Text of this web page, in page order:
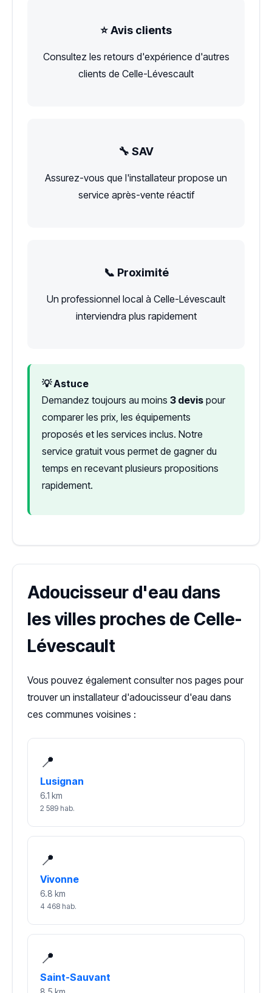
⭐ Avis clients
Consultez les retours d'expérience d'autres
clients de Celle-Lévescault
🔧 SAV
Assurez-vous que l'installateur propose un
service après-vente réactif
📞 Proximité
Un professionnel local à Celle-Lévescault
interviendra plus rapidement
💡 Astuce
Demandez toujours au moins 3 devis pour
comparer les prix, les équipements
proposés et les services inclus. Notre
service gratuit vous permet de gagner du
temps en recevant plusieurs propositions
rapidement.
Adoucisseur d'eau dans
les villes proches de Celle-
Lévescault
Vous pouvez également consulter nos pages pour
trouver un installateur d'adoucisseur d'eau dans
ces communes voisines :
📍
Lusignan
6.1 km
2 589 hab.
📍
Vivonne
6.8 km
4 468 hab.
📍
Saint-Sauvant